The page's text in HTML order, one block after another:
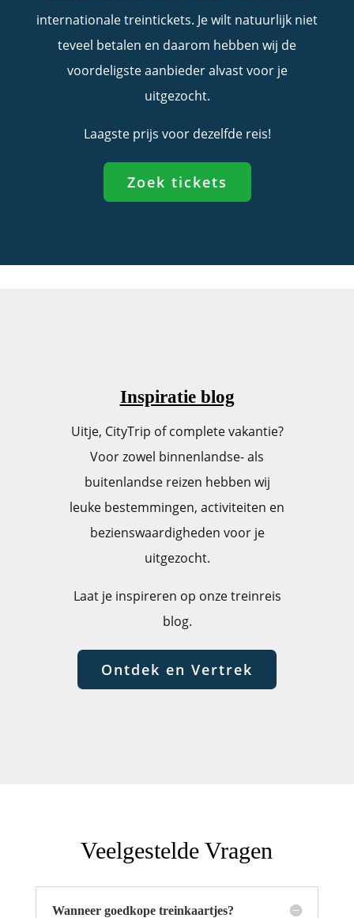
internationale treintickets. Je wilt natuurlijk niet
teveel betalen en daarom hebben wij de
voordeligste aanbieder alvast voor je
uitgezocht.
Laagste prijs voor dezelfde reis!
Zoek tickets
Inspiratie blog
Uitje, CityTrip of complete vakantie?
Voor zowel binnenlandse- als
buitenlandse reizen hebben wij
leuke bestemmingen, activiteiten en
bezienswaardigheden voor je
uitgezocht.
Laat je inspireren op onze treinreis
blog.
Ontdek en Vertrek
Veelgestelde Vragen
Wanneer goedkope treinkaartjes?